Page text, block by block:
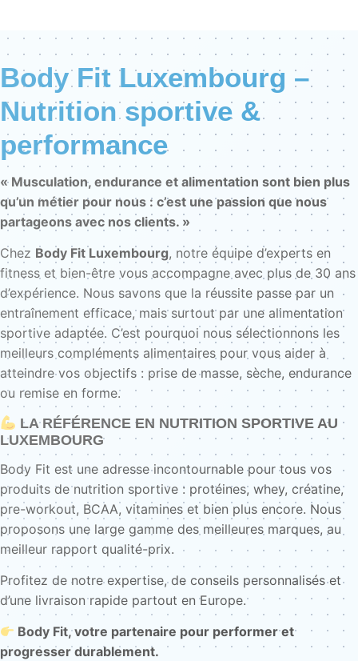
Body Fit Luxembourg –
Nutrition sportive &
performance
« Musculation, endurance et alimentation sont bien plus
qu’un métier pour nous : c’est une passion que nous
partageons avec nos clients. »
Chez Body Fit Luxembourg, notre équipe d’experts en
fitness et bien-être vous accompagne avec plus de 30 ans
d’expérience. Nous savons que la réussite passe par un
entraînement efficace, mais surtout par une alimentation
sportive adaptée. C’est pourquoi nous sélectionnons les
meilleurs compléments alimentaires pour vous aider à
atteindre vos objectifs : prise de masse, sèche, endurance
ou remise en forme.
LA RÉFÉRENCE EN NUTRITION SPORTIVE AU
LUXEMBOURG
Body Fit est une adresse incontournable pour tous vos
produits de nutrition sportive : protéines, whey, créatine,
pre-workout, BCAA, vitamines et bien plus encore. Nous
proposons une large gamme des meilleures marques, au
meilleur rapport qualité-prix.
Profitez de notre expertise, de conseils personnalisés et
d’une livraison rapide partout en Europe.
Body Fit, votre partenaire pour performer et
progresser durablement.